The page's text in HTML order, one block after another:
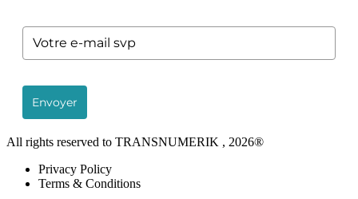
Envoyer
All rights reserved to TRANSNUMERIK , 2026®
Privacy Policy
Terms & Conditions